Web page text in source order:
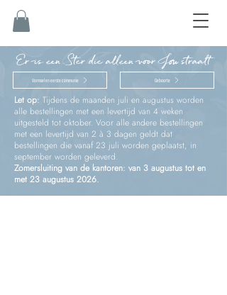
Er is een Ster die alleen voor Jou straalt
Vormsel en eerste communie Geboorte
Let op: Tijdens de maanden juli en augustus worden
alle bestellingen met een levertijd van 4 weken
uitgesteld tot oktober. Voor alle andere bestellingen
met een levertijd van 2 à 3 dagen geldt dat
bestellingen die vanaf 23 juli worden geplaatst, in
september worden geleverd.
Zomersluiting van de kantoren: van 3 augustus tot en
met 23 augustus 2026.